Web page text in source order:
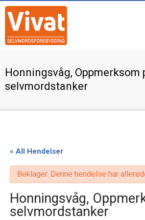
Honningsvåg, Oppmerksom
selvmordstanker
« All Hendelser
Beklager. Denne hendelse har
Honningsvåg,
selvmordstanker